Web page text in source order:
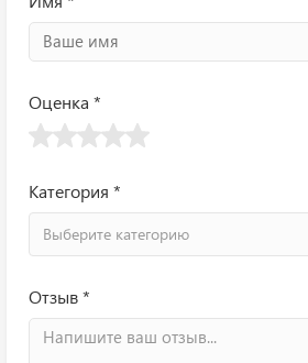
Оценка *
Категория *
Выберите категорию
Отзыв *